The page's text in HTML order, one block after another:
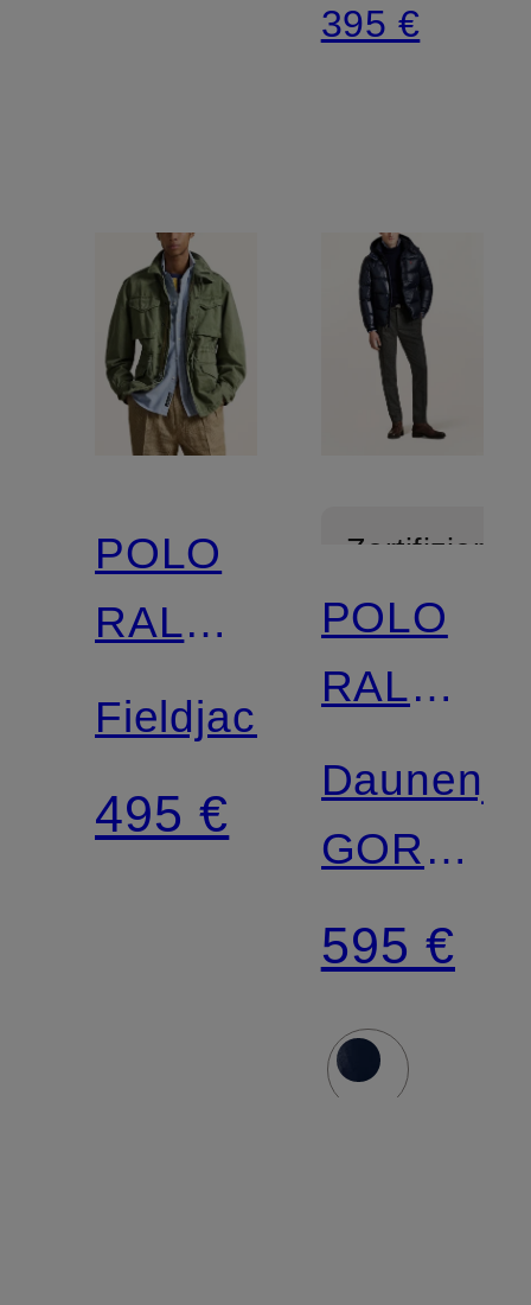
395 €
POLO
RALPH
LAUREN
Fieldjacket
495 €
Zertifiziert
POLO
RALPH
LAUREN
GORHAM
mit
Kapuze
595 €